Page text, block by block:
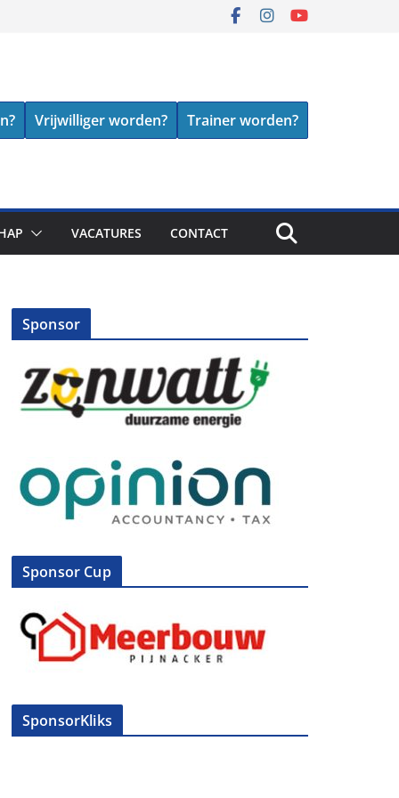
Vrijwilliger worden? Trainer worden?
VACATURES CONTACT
Sponsor
Sponsor Cup
SponsorKliks